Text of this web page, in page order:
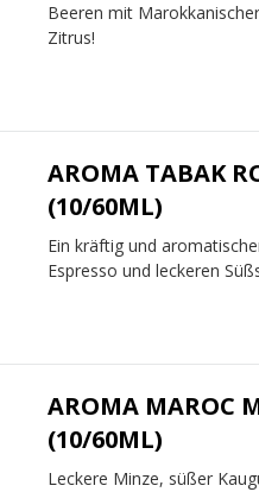
Beeren mit
Zitrus!
AROMA TABAK
(10/60ML)
Ein kräftig und
Espresso und leckeren
AROMA MAROC
(10/60ML)
Leckere Minze, süßer